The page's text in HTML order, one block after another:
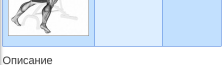
Описание